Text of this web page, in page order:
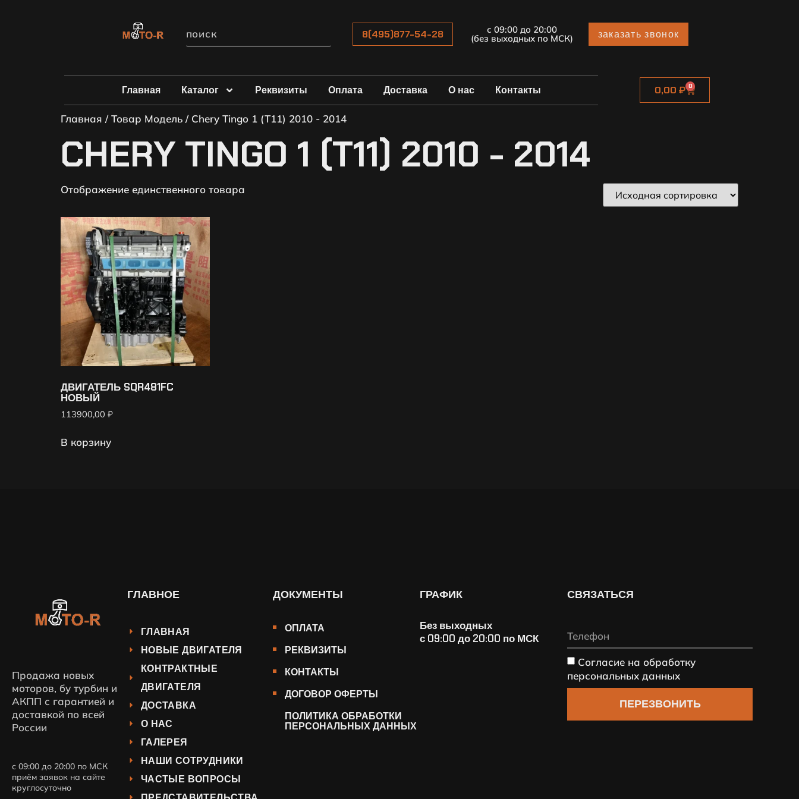
8(495)877-54-28 с 09:00 до 20:00
(без выходных по МСК) заказать звонок
Главная Каталог Реквизиты Оплата Доставка О нас Контакты 0,00₽ 0
Главная / Товар Модель / Chery Tingo 1 (T11) 2010 - 2014
CHERY TINGO 1 (T11) 2010 - 2014
Отображение единственного товара
ДВИГАТЕЛЬ SQR481FC
НОВЫЙ
113900,00 ₽
В корзину
Продажа новых
моторов, бу турбин и
АКПП с гарантией и
доставкой по всей
России
с 09:00 до 20:00 по МСК
приём заявок на сайте
круглосуточно
ГЛАВНОЕ
ГЛАВНАЯ
НОВЫЕ ДВИГАТЕЛЯ
КОНТРАКТНЫЕ
ДВИГАТЕЛЯ
ДОСТАВКА
О НАС
ГАЛЕРЕЯ
НАШИ СОТРУДНИКИ
ЧАСТЫЕ ВОПРОСЫ
ДОКУМЕНТЫ
ОПЛАТА
РЕКВИЗИТЫ
КОНТАКТЫ
ДОГОВОР ОФЕРТЫ
ПОЛИТИКА ОБРАБОТКИ
ПЕРСОНАЛЬНЫХ ДАННЫХ
ГРАФИК
Без выходных
с 09:00 до 20:00 по МСК
СВЯЗАТЬСЯ
Согласие на обработку
персональных данных
ПЕРЕЗВОНИТЬ